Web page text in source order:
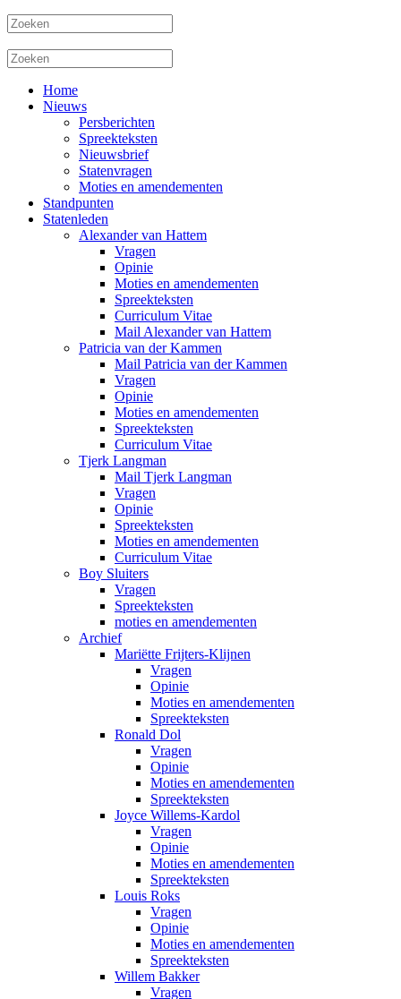
Home
Nieuws
Persberichten
Spreekteksten
Nieuwsbrief
Statenvragen
Moties en amendementen
Standpunten
Statenleden
Alexander van Hattem
Vragen
Opinie
Moties en amendementen
Spreekteksten
Curriculum Vitae
Mail Alexander van Hattem
Patricia van der Kammen
Mail Patricia van der Kammen
Vragen
Opinie
Moties en amendementen
Spreekteksten
Curriculum Vitae
Tjerk Langman
Mail Tjerk Langman
Vragen
Opinie
Spreekteksten
Moties en amendementen
Curriculum Vitae
Boy Sluiters
Vragen
Spreekteksten
moties en amendementen
Archief
Mariëtte Frijters-Klijnen
Vragen
Opinie
Moties en amendementen
Spreekteksten
Ronald Dol
Vragen
Opinie
Moties en amendementen
Spreekteksten
Joyce Willems-Kardol
Vragen
Opinie
Moties en amendementen
Spreekteksten
Louis Roks
Vragen
Opinie
Moties en amendementen
Spreekteksten
Willem Bakker
Vragen